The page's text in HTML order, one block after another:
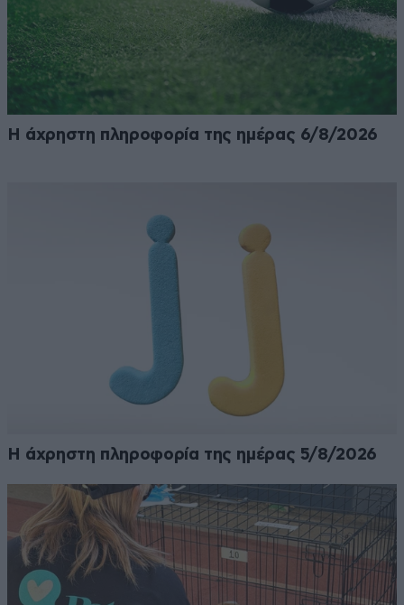
Η άχρηστη πληροφορία της ημέρας 6/8/2026
Η άχρηστη πληροφορία της ημέρας 5/8/2026